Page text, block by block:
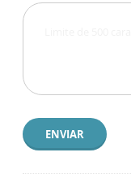
ENVIAR